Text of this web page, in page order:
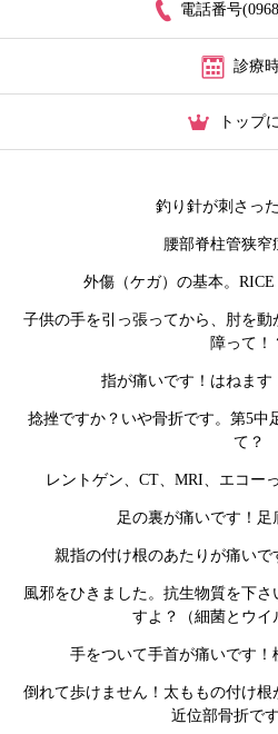
電話番号
診療
トップ
釣り針が刺さっ
腰部脊柱管狭窄
外傷（ケガ）の基本。
子供の手を引っ張ってから、肘を
障って！
指が痛いです！はねます
捻挫ですか？いや骨折です。第5中
て？
レントゲン、CT、MRI、エコー
足の裏が痛いです！足
親指の付け根のあたりが痛いで
風邪をひきました。抗生物質を下
すよ？（細菌とウイ
手をついて手首が痛いです！
倒れて歩けません！太ももの付け
近位部骨折で